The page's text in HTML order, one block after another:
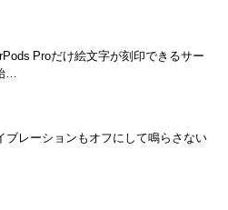
Proだけ絵文字が刻印できるサー
…
ブレーションもオフにして鳴らさない